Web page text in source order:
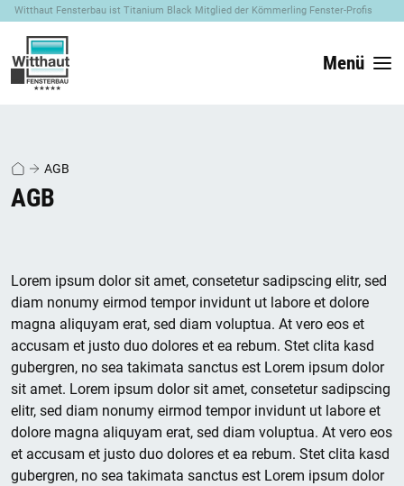
Witthaut Fensterbau ist Titanium Black Mitglied der Kömmerling Fenster-Profis
Menü
AGB
AGB
Lorem ipsum dolor sit amet, consetetur sadipscing elitr, sed
diam nonumy eirmod tempor invidunt ut labore et dolore
magna aliquyam erat, sed diam voluptua. At vero eos et
accusam et justo duo dolores et ea rebum. Stet clita kasd
gubergren, no sea takimata sanctus est Lorem ipsum dolor
sit amet. Lorem ipsum dolor sit amet, consetetur sadipscing
elitr, sed diam nonumy eirmod tempor invidunt ut labore et
dolore magna aliquyam erat, sed diam voluptua. At vero eos
et accusam et justo duo dolores et ea rebum. Stet clita kasd
gubergren, no sea takimata sanctus est Lorem ipsum dolor